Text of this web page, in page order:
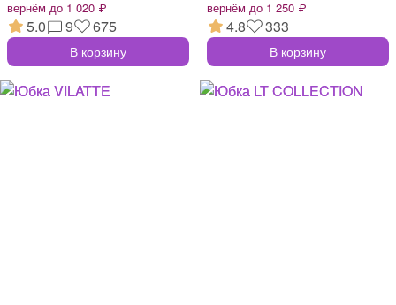
вернём до 1 020 ₽
5.0 9 675
В корзину
вернём до 1 250 ₽
4.8 333
В корзину